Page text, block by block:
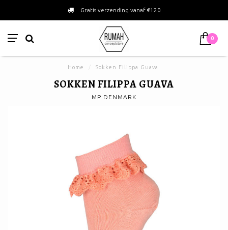
Gratis verzending vanaf €120
0
Home Sokken Filippa Guava
SOKKEN FILIPPA GUAVA
MP DENMARK